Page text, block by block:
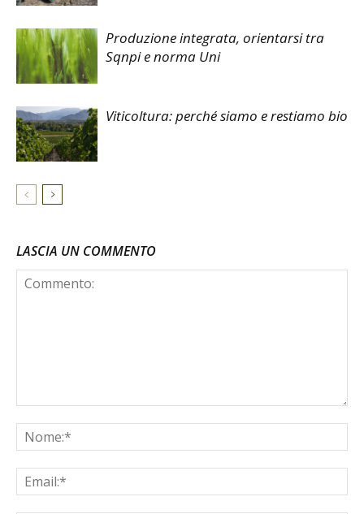
Produzione integrata, orientarsi tra
Sqnpi e norma Uni
Viticoltura: perché siamo e restiamo bio
LASCIA UN COMMENTO